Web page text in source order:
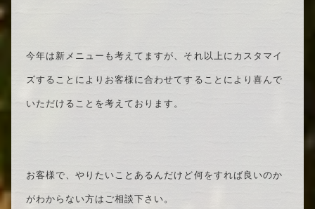
今年は新メニューも考えてますが、それ以上にカスタマイ
ズすることによりお客様に合わせてすることにより喜んで
いただけることを考えております。
お客様で、やりたいことあるんだけど何をすれば良いのか
がわからない方はご相談下さい。